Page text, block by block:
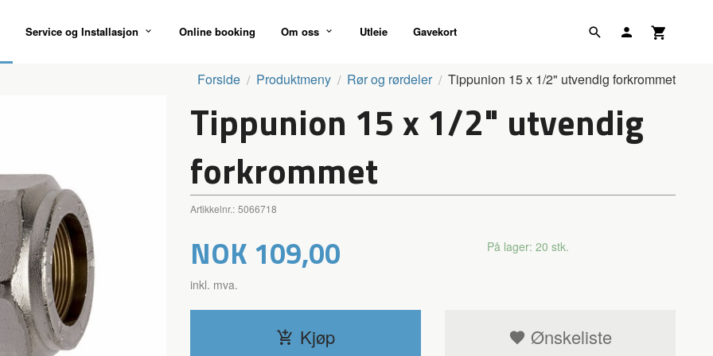
Service og Installasjon Online booking Om oss Utleie Gavekort
Forside Produktmeny Rør og rørdeler Tippunion 15 x 1/2" utvendig forkrommet
Tippunion 15 x 1/2" utvendig
forkrommet
Artikkelnr.: 5066718
Pris
NOK 109,00
inkl. mva.
På lager: 20 stk.
Kjøp Ønskeliste